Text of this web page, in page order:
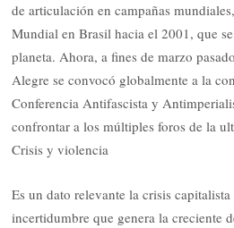
de articulación en campañas
Mundial en Brasil hacia el 2001, que
planeta. Ahora, a fines de marzo
Alegre se convocó globalmente a la
Conferencia Antifascista y
confrontar a los múltiples foros de la
Crisis y violencia
Es un dato relevante la crisis
incertidumbre que genera la creciente